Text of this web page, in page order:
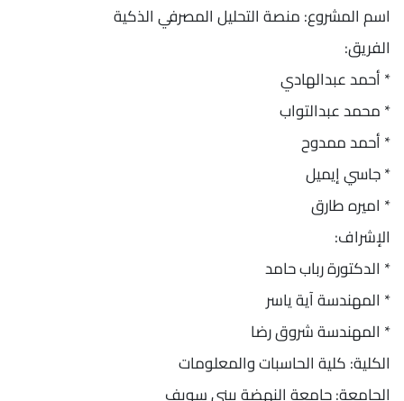
اسم المشروع: منصة التحليل المصرفي الذكية
الفريق:
* أحمد عبدالهادي
* محمد عبدالتواب
* أحمد ممدوح
* جاسي إيميل
* اميره طارق
الإشراف:
* الدكتورة رباب حامد
* المهندسة آية ياسر
* المهندسة شروق رضا
الكلية: كلية الحاسبات والمعلومات
الجامعة: جامعة النهضة ببني سويف